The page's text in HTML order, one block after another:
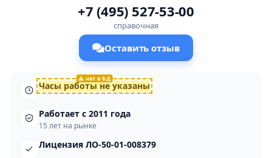
+7 (495) 527-53-00
справочная
Оставить отзыв
Часы работы не указаны
Работает с 2011 года
15 лет на рынке
Лицензия ЛО-50-01-008379